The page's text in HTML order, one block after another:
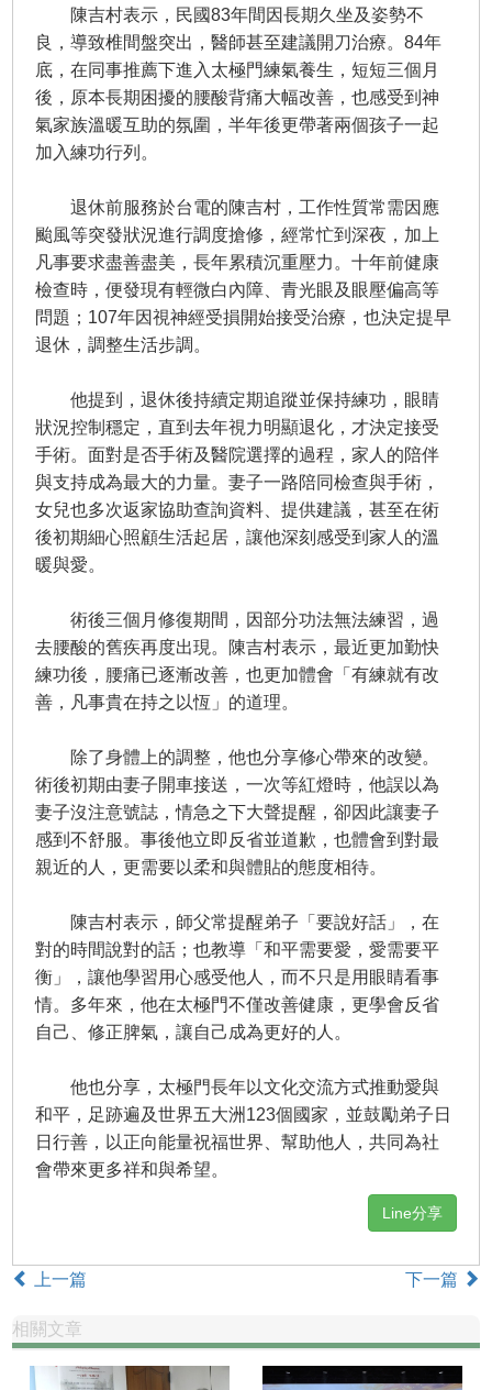
陳吉村表示，民國83年間因長期久坐及姿勢不
良，導致椎間盤突出，醫師甚至建議開刀治療。84年
底，在同事推薦下進入太極門練氣養生，短短三個月
後，原本長期困擾的腰酸背痛大幅改善，也感受到神
氣家族溫暖互助的氛圍，半年後更帶著兩個孩子一起
加入練功行列。
退休前服務於台電的陳吉村，工作性質常需因應
颱風等突發狀況進行調度搶修，經常忙到深夜，加上
凡事要求盡善盡美，長年累積沉重壓力。十年前健康
檢查時，便發現有輕微白內障、青光眼及眼壓偏高等
問題；107年因視神經受損開始接受治療，也決定提早
退休，調整生活步調。
他提到，退休後持續定期追蹤並保持練功，眼睛
狀況控制穩定，直到去年視力明顯退化，才決定接受
手術。面對是否手術及醫院選擇的過程，家人的陪伴
與支持成為最大的力量。妻子一路陪同檢查與手術，
女兒也多次返家協助查詢資料、提供建議，甚至在術
後初期細心照顧生活起居，讓他深刻感受到家人的溫
暖與愛。
術後三個月修復期間，因部分功法無法練習，過
去腰酸的舊疾再度出現。陳吉村表示，最近更加勤快
練功後，腰痛已逐漸改善，也更加體會「有練就有改
善，凡事貴在持之以恆」的道理。
除了身體上的調整，他也分享修心帶來的改變。
術後初期由妻子開車接送，一次等紅燈時，他誤以為
妻子沒注意號誌，情急之下大聲提醒，卻因此讓妻子
感到不舒服。事後他立即反省並道歉，也體會到對最
親近的人，更需要以柔和與體貼的態度相待。
陳吉村表示，師父常提醒弟子「要說好話」，在
對的時間說對的話；也教導「和平需要愛，愛需要平
衡」，讓他學習用心感受他人，而不只是用眼睛看事
情。多年來，他在太極門不僅改善健康，更學會反省
自己、修正脾氣，讓自己成為更好的人。
他也分享，太極門長年以文化交流方式推動愛與
和平，足跡遍及世界五大洲123個國家，並鼓勵弟子日
日行善，以正向能量祝福世界、幫助他人，共同為社
會帶來更多祥和與希望。
Line分享
上一篇 下一篇
相關文章